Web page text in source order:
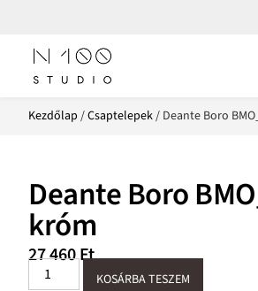
Kezdőlap /Csaptelepek/ Deante Boro
Deante Boro
króm
27 460Ft
KOSÁRBA TESZEM